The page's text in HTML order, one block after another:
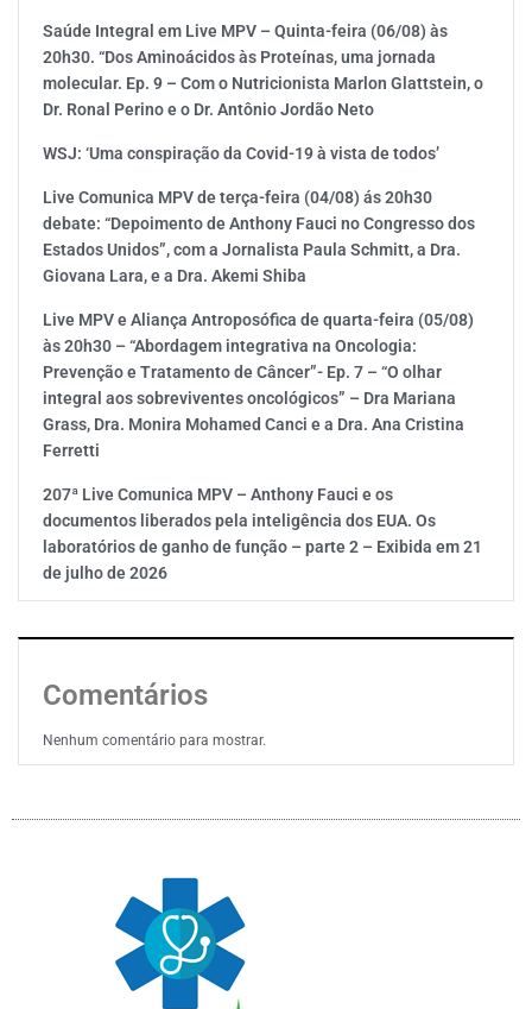
Saúde Integral em Live MPV – Quinta-feira (06/08) às
20h30. “Dos Aminoácidos às Proteínas, uma jornada
molecular. Ep. 9 – Com o Nutricionista Marlon Glattstein, o
Dr. Ronal Perino e o Dr. Antônio Jordão Neto
WSJ: ‘Uma conspiração da Covid-19 à vista de todos’
Live Comunica MPV de terça-feira (04/08) ás 20h30
debate: “Depoimento de Anthony Fauci no Congresso dos
Estados Unidos”, com a Jornalista Paula Schmitt, a Dra.
Giovana Lara, e a Dra. Akemi Shiba
Live MPV e Aliança Antroposófica de quarta-feira (05/08)
às 20h30 – “Abordagem integrativa na Oncologia:
Prevenção e Tratamento de Câncer”- Ep. 7 – “O olhar
integral aos sobreviventes oncológicos” – Dra Mariana
Grass, Dra. Monira Mohamed Canci e a Dra. Ana Cristina
Ferretti
207ª Live Comunica MPV – Anthony Fauci e os
documentos liberados pela inteligência dos EUA. Os
laboratórios de ganho de função – parte 2 – Exibida em 21
de julho de 2026
Comentários
Nenhum comentário para mostrar.